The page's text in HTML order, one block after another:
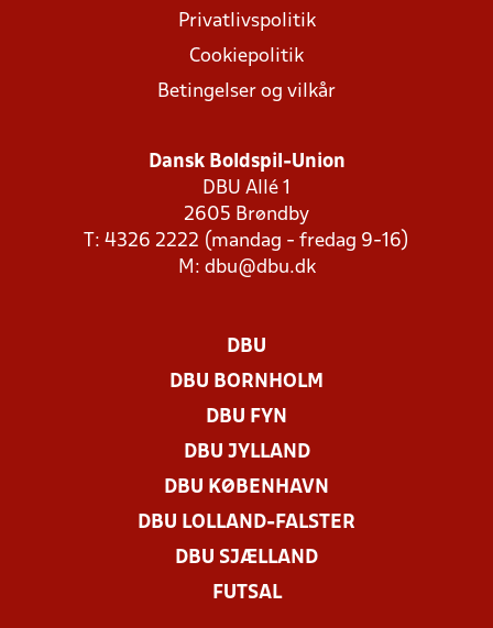
Privatlivspolitik
Cookiepolitik
Betingelser og vilkår
Dansk Boldspil-Union
DBU Allé 1
2605 Brøndby
T: 4326 2222 (mandag - fredag 9-16)
M: dbu@dbu.dk
DBU
DBU BORNHOLM
DBU FYN
DBU JYLLAND
DBU KØBENHAVN
DBU LOLLAND-FALSTER
DBU SJÆLLAND
FUTSAL